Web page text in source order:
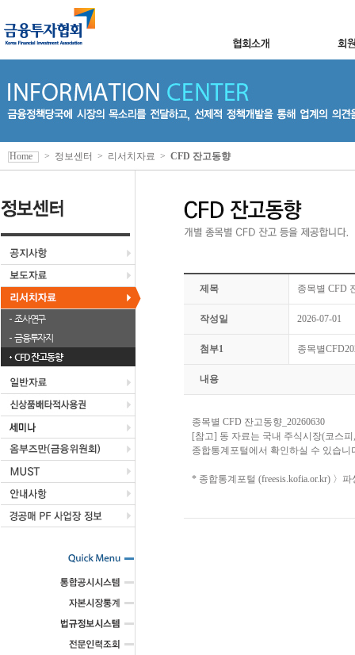
조사연구
금융투자지
CFD 잔고동향
Home > 정보센터 > 리서치자료 > CFD 잔고동향
제목 종목별 CFD
작성일 2026-07-01
첨부1 종목별
내용
종목별 CFD 잔고동향_20260630
[참고] 동 자료는 국내 주식시장(코스
종합통계포털에서 확인하실 수 있습니
* 종합통계포털 (freesis.kofia.or.kr) 〉